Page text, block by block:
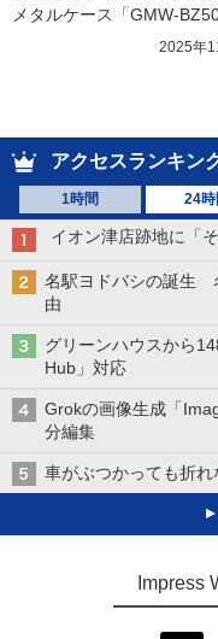
メタルケース「GMW-
2025年
アクセスランキン
1時間 24時
イオン津店跡地に「
名駅ヨドバシの誕生
由
グリーンハウスから
Hub」対応
Grokの画像生成「
分編集
車がぶつかっても折
Impress